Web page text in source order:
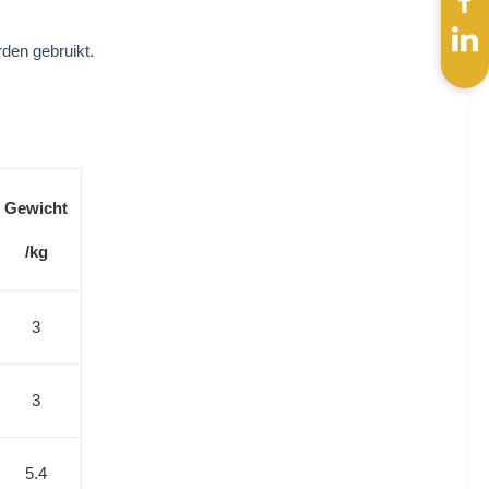
gebruikt.
Gewicht
/kg
3
3
5.4